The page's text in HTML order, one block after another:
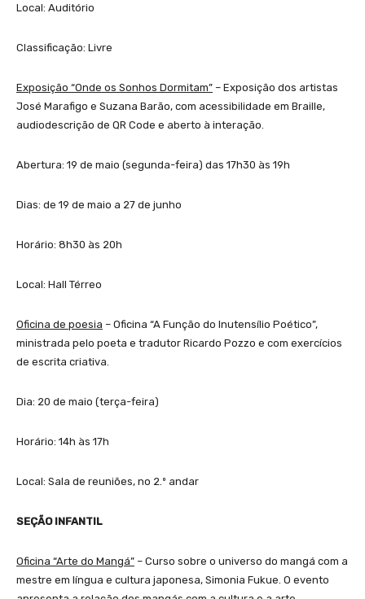
Local: Auditório
Classificação: Livre
Exposição “Onde os Sonhos Dormitam” – Exposição dos artistas
José Marafigo e Suzana Barão, com acessibilidade em Braille,
audiodescrição de QR Code e aberto à interação.
Abertura: 19 de maio (segunda-feira) das 17h30 às 19h
Dias: de 19 de maio a 27 de junho
Horário: 8h30 às 20h
Local: Hall Térreo
Oficina de poesia – Oficina “A Função do Inutensílio Poético”,
ministrada pelo poeta e tradutor Ricardo Pozzo e com exercícios
de escrita criativa.
Dia: 20 de maio (terça-feira)
Horário: 14h às 17h
Local: Sala de reuniões, no 2.º andar
SEÇÃO INFANTIL
Oficina “Arte do Mangá” – Curso sobre o universo do mangá com a
mestre em língua e cultura japonesa, Simonia Fukue. O evento